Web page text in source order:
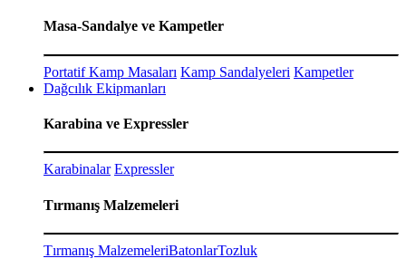
Masa-Sandalye ve Kampetler
Portatif Kamp Masaları Kamp Sandalyeleri Kampetler
Dağcılık Ekipmanları
Karabina ve Expressler
Karabinalar Expressler
Tırmanış Malzemeleri
Tırmanış MalzemeleriBatonlarTozluk